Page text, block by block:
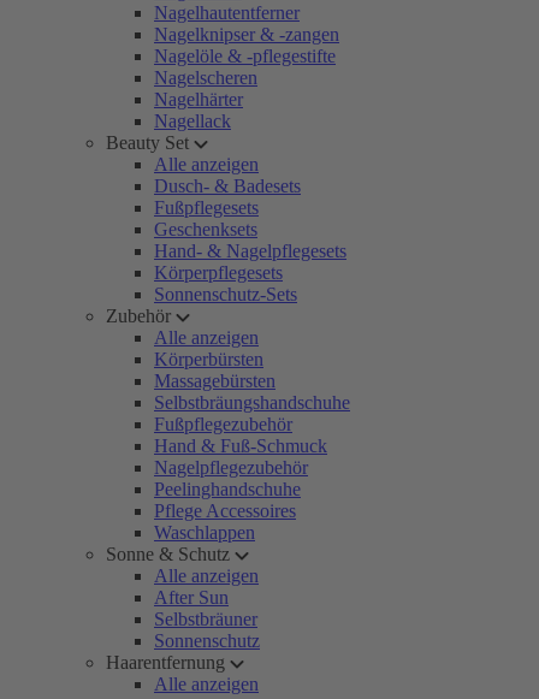
Nagelhautentferner
Nagelknipser & -zangen
Nagelöle & -pflegestifte
Nagelscheren
Nagelhärter
Nagellack
Beauty Set
Alle anzeigen
Dusch- & Badesets
Fußpflegesets
Geschenksets
Hand- & Nagelpflegesets
Körperpflegesets
Sonnenschutz-Sets
Zubehör
Alle anzeigen
Körperbürsten
Massagebürsten
Selbstbräungshandschuhe
Fußpflegezubehör
Hand & Fuß-Schmuck
Nagelpflegezubehör
Peelinghandschuhe
Pflege Accessoires
Waschlappen
Sonne & Schutz
Alle anzeigen
After Sun
Selbstbräuner
Sonnenschutz
Haarentfernung
Alle anzeigen